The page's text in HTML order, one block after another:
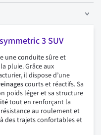
3 SUV
une conduite sûre et
pluie. Grâce aux
il dispose d’une
courts et réactifs. Sa
poids léger et sa structure
tout en renforçant la
au roulement et
des trajets confortables et